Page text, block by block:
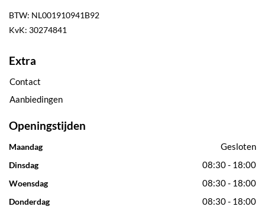
BTW: NL001910941B92
KvK: 30274841
Extra
Contact
Aanbiedingen
Openingstijden
Maandag Gesloten
Dinsdag 08:30 - 18:00
Woensdag 08:30 - 18:00
Donderdag 08:30 - 18:00